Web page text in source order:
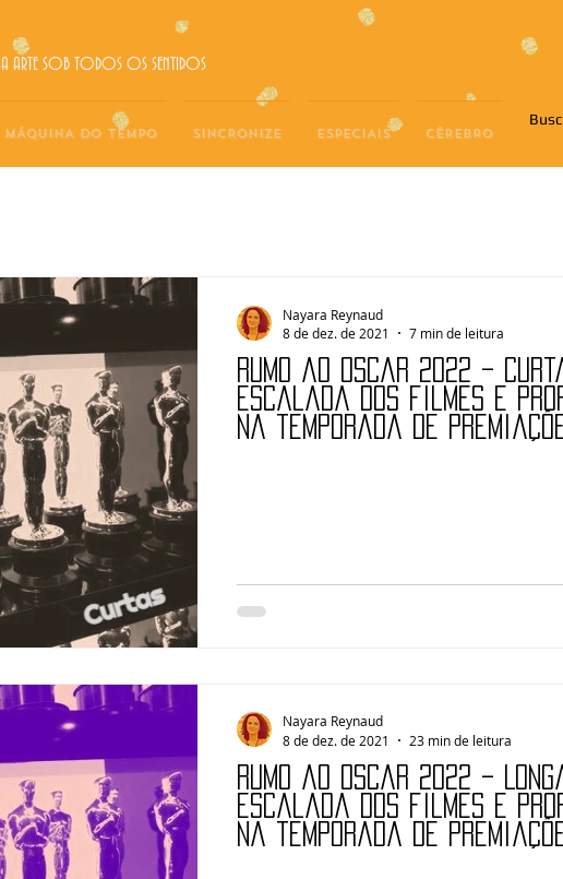
A ARTE SOB TODOS OS SENTIDOS
MÁQUINA DO TEMPO SINCRONIZE ESPECIAIS CÉREBRO
Rumo ao Oscar 2022 –
escalada dos filmes e
na temporada de
Nayara Reynaud
8 de dez. de 2021
7 min de leitura
Rumo ao Oscar 2022 –
escalada dos filmes e
na temporada de
Nayara Reynaud
8 de dez. de 2021
23 min de leitura